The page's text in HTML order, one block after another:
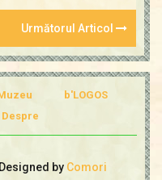
Următorul Articol
b'LOGOS
Despre
by Comori